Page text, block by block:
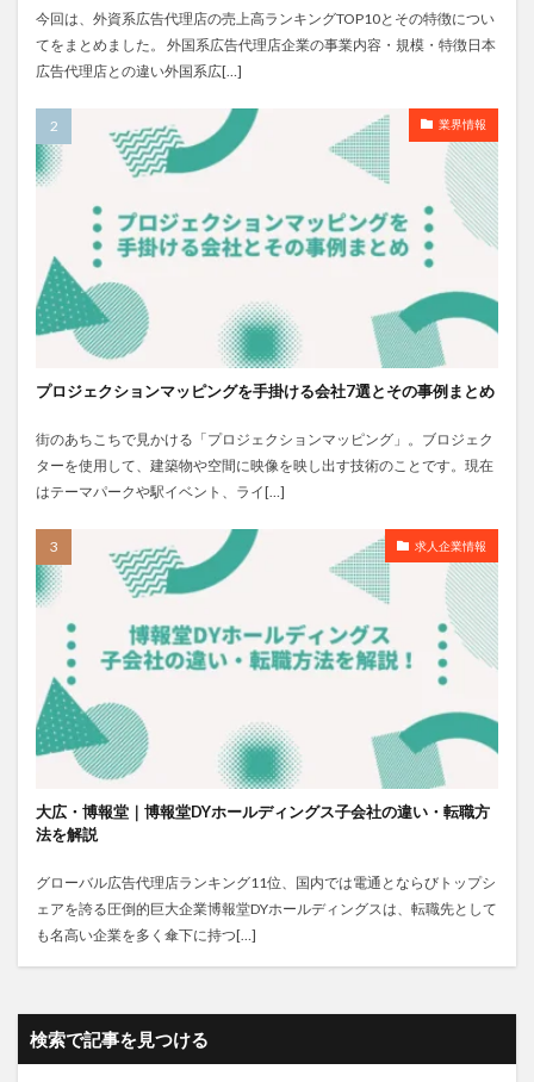
今回は、外資系広告代理店の売上高ランキングTOP10とその特徴につい
てをまとめました。 外国系広告代理店企業の事業内容・規模・特徴日本
広告代理店との違い外国系広[…]
業界情報
プロジェクションマッピングを手掛ける会社7選とその事例まとめ
街のあちこちで見かける「プロジェクションマッピング」。ブロジェク
ターを使用して、建築物や空間に映像を映し出す技術のことです。現在
はテーマパークや駅イベント、ライ[…]
求人企業情報
大広・博報堂｜博報堂DYホールディングス子会社の違い・転職方
法を解説
グローバル広告代理店ランキング11位、国内では電通とならびトップシ
ェアを誇る圧倒的巨大企業博報堂DYホールディングスは、転職先として
も名高い企業を多く傘下に持つ[…]
検索で記事を見つける